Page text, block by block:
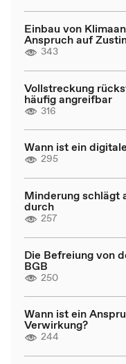
Einbau von
Anspruch auf
343
Vollstreckung
häufig angreifbar
316
Wann ist ein
295
Minderung schlägt
durch
257
Die Befreiung von
BGB
250
Wann ist ein
Verwirkung?
244